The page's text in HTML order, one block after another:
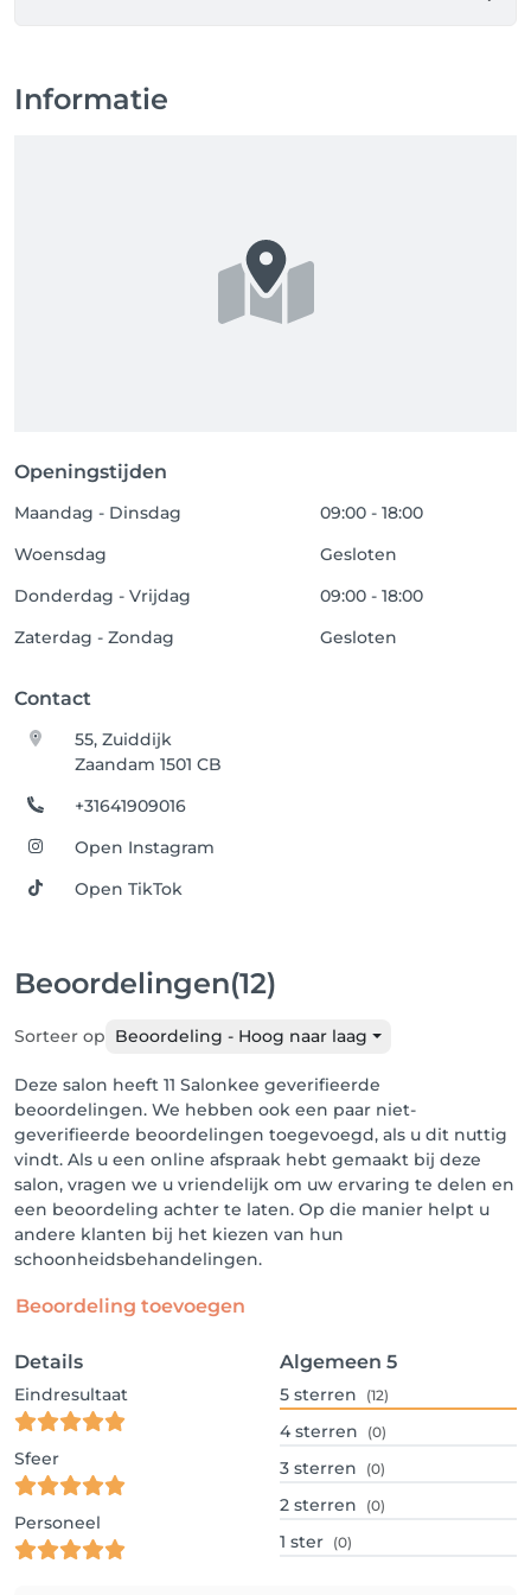
Beleid voor te laat komen
Als u verwacht te laat te komen voor uw afspraak,
Als u niet komt opdagen op uw afspraak hanteren
wij een beleid waarbij er geen vervolg afspraak
aan kleding die ontstaat tijdens de behandeling
trek geen dure of nieuwe kleding aan naar uw
afspraak
Dieren zijn NIET toegestaan in de salon!
Bedankt voor uw medewerking en begrip.
Informatie
Openingstijden
Maandag - Dinsdag
09:00 - 18:00
Woensdag
Gesloten
Donderdag - Vrijdag
09:00 - 18:00
Zaterdag - Zondag
Gesloten
Contact
55, Zuiddijk
Zaandam 1501 CB
+31641909016
Open Instagram
Open TikTok
Beoordelingen(12)
Sorteer op Beoordeling - Hoog naar laag
Deze salon heeft 11 Salonkee geverifieerde
beoordelingen. We hebben ook een paar niet-
geverifieerde beoordelingen toegevoegd, als u dit nuttig
vindt. Als u een online afspraak hebt gemaakt bij deze
salon, vragen we u vriendelijk om uw ervaring te delen en
een beoordeling achter te laten. Op die manier helpt u
andere klanten bij het kiezen van hun
schoonheidsbehandelingen.
Beoordeling toevoegen
Details
Eindresultaat
Sfeer
Personeel
Algemeen 5
5 sterren (12)
4 sterren (0)
3 sterren (0)
2 sterren (0)
1 ster (0)